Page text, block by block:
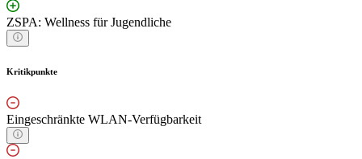
ZSPA: Wellness für Jugendliche
Kritikpunkte
Eingeschränkte WLAN-Verfügbarkeit